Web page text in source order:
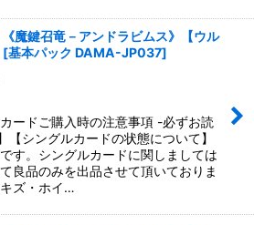
《魔鍵召竜－アンドラビムス》【ウル
[基本パック DAMA-JP037]
カードご購入時の注意事項 -必ずお読
【シングルカードの状態について】
す。シングルカードに関しましては
良品のみを出品させて頂いておりま
ズ・ホイ…